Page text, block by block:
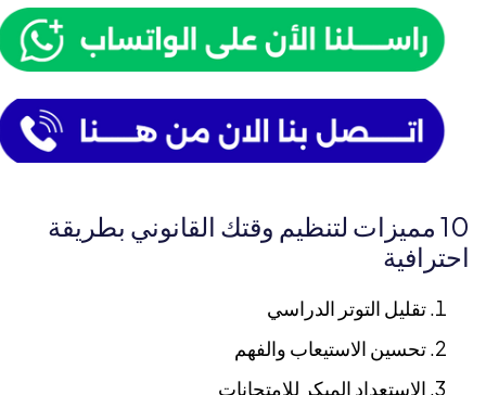
10 مميزات لتنظيم وقتك القانوني بطريقة
احترافية
تقليل التوتر الدراسي
تحسين الاستيعاب والفهم
الاستعداد المبكر للامتحانات